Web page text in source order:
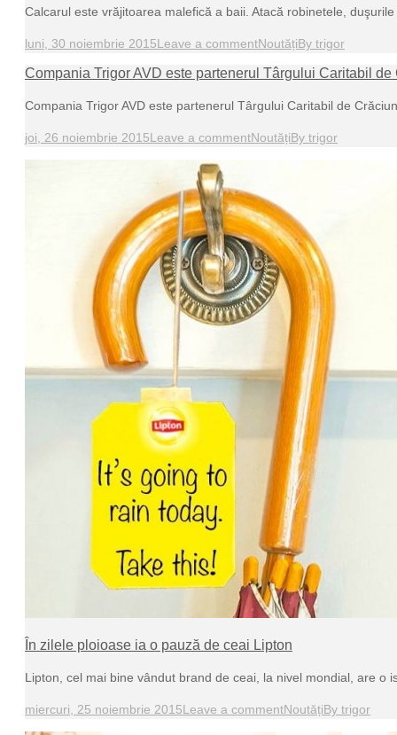
Calcarul este vrăjitoarea malefică a baii. Atacă robinetele,
luni, 30 noiembrie 2015Leave a commentNoutățiBy trigor
Compania Trigor AVD este partenerul Târgului Caritabil de
Compania Trigor AVD este partenerul Târgului Caritabil de
joi, 26 noiembrie 2015Leave a commentNoutățiBy trigor
În zilele ploioase ia o pauză de ceai Lipton
Lipton, cel mai bine vândut brand de ceai, la nivel mondial, are o
miercuri, 25 noiembrie 2015Leave a commentNoutățiBy trigor